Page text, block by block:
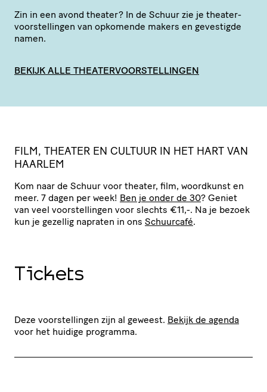
Zin in een avond theater? In de Schuur zie je thea­ter­
voor­stel­lingen van opkomende makers en gevestigde
namen.
BEKIJK ALLE THEATERVOORSTELLINGEN
FILM, THEATER EN CULTUUR IN HET HART VAN
HAARLEM
Kom naar de Schuur voor theater, film, woordkunst en
meer. 7 dagen per week! Ben je onder de 30? Geniet
van veel voor­stel­lingen voor slechts €11,-. Na je bezoek
kun je gezellig napraten in ons Schuurcafé.
Tickets
Deze voorstellingen zijn al geweest. Bekijk de agenda
voor het huidige programma.